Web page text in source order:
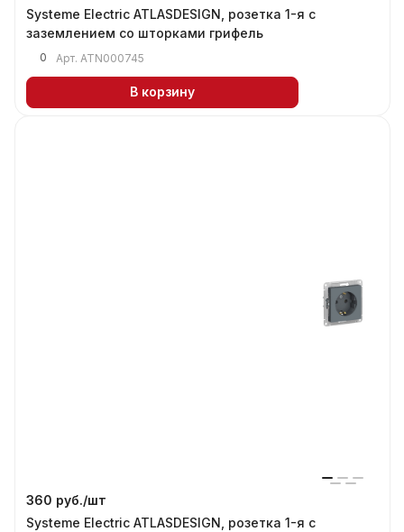
Systeme Electric ATLASDESIGN, розетка 1-я с
заземлением со шторками грифель
0 Арт. ATN000745
В корзину
360 руб./шт
Systeme Electric ATLASDESIGN, розетка 1-я с